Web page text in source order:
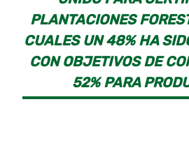
PLANTACIONES
CUALES UN 48% HA
CON OBJETIVOS DE
52% PARA